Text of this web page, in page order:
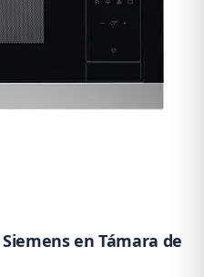
en Támara de